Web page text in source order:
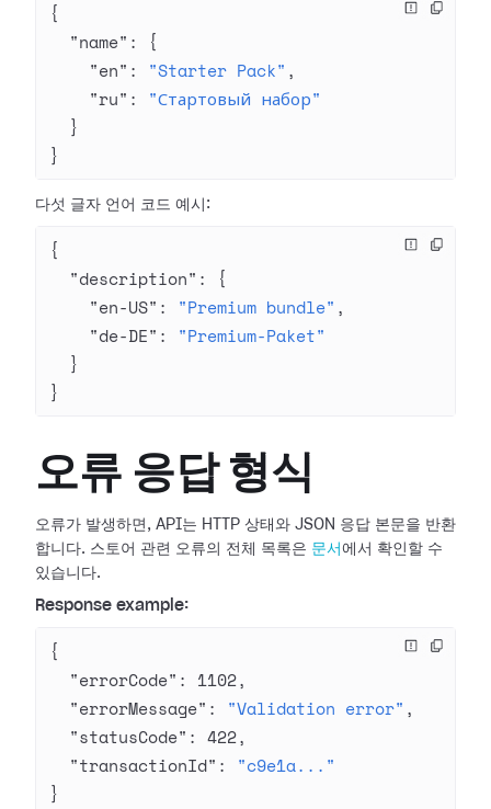
{
  "name"
: {
    "en"
: "Starter Pack" ,
    "ru"
: "Стартовый набор"
  }
}
다섯 글자 언어 코드 예시:
{
  "description"
: {
    "en-US"
: "Premium bundle" ,
    "de-DE"
: "Premium-Paket"
  }
}
오류 응답 형식
오류가 발생하면, API는 HTTP 상태와 JSON 응답 본문을 반환
합니다. 스토어 관련 오류의 전체 목록은 문서 에서 확인할 수
있습니다.
Response example:
{
  "errorCode"
: 1102,
  "errorMessage"
: "Validation error" ,
  "statusCode"
: 422,
  "transactionId"
: "c9e1a..."
}